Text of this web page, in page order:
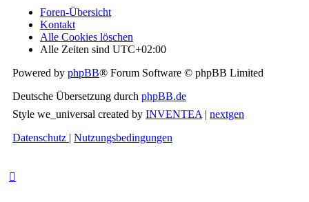
Foren-Übersicht
Kontakt
Alle Cookies löschen
Alle Zeiten sind UTC+02:00
Powered by phpBB® Forum Software © phpBB Limited
Deutsche Übersetzung durch phpBB.de
Style we_universal created by INVENTEA | nextgen
Datenschutz | Nutzungsbedingungen